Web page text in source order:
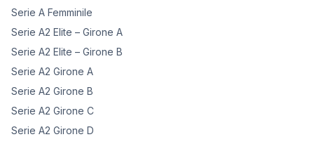
Serie A Femminile
Serie A2 Elite – Girone A
Serie A2 Elite – Girone B
Serie A2 Girone A
Serie A2 Girone B
Serie A2 Girone C
Serie A2 Girone D